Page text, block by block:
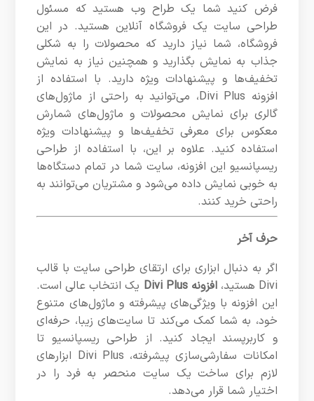
فرض کنید شما یک طراح وب هستید که مسئول
طراحی سایت یک فروشگاه آنلاین هستید. در این
فروشگاه، شما نیاز دارید که محصولات را به شکلی
جذاب به نمایش بگذارید و همچنین نیاز به نمایش
تخفیف‌ها و پیشنهادات ویژه دارید. با استفاده از
افزونه Divi Plus، می‌توانید به راحتی از ماژول‌های
گالری برای نمایش محصولات و ماژول‌های شمارش
معکوس برای معرفی تخفیف‌ها و پیشنهادات ویژه
استفاده کنید. علاوه بر این، با استفاده از طراحی
ریسپانسیو این افزونه، سایت شما در تمام دستگاه‌ها
به خوبی نمایش داده می‌شود و مشتریان می‌توانند به
راحتی خرید کنند.
حرف آخر
اگر به دنبال ابزاری برای ارتقای طراحی سایت با قالب
Divi هستید،
افزونه Divi Plus
یک انتخاب عالی است.
این افزونه با ویژگی‌های پیشرفته و ماژول‌های متنوع
خود، به شما کمک می‌کند تا سایت‌های زیبا، حرفه‌ای
و کاربرپسند ایجاد کنید. از طراحی ریسپانسیو تا
امکانات سفارشی‌سازی پیشرفته، Divi Plus ابزارهای
لازم برای ساخت یک سایت منحصر به فرد را در
اختیار شما قرار می‌دهد.